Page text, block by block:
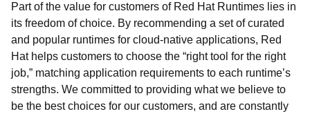
Part of the value for customers of Red Hat Runtimes lies in
its freedom of choice. By recommending a set of curated
and popular runtimes for cloud-native applications, Red
Hat helps customers to choose the “right tool for the right
job,” matching application requirements to each runtime’s
strengths. We committed to providing what we believe to
be the best choices for our customers, and are constantly